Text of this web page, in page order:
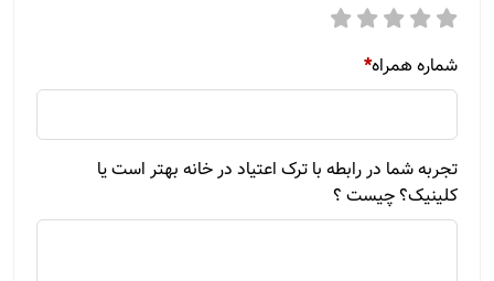
شماره همراه*
تجربه شما در رابطه با ترک اعتیاد در خانه بهتر است یا
کلینیک؟ چیست ؟